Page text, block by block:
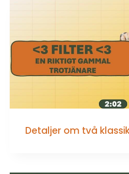
Detaljer om två